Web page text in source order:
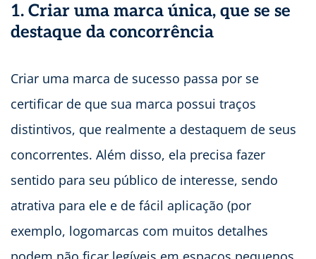
1. Criar uma marca única, que se se
destaque da concorrência
Criar uma marca de sucesso passa por se
certificar de que sua marca possui traços
distintivos, que realmente a destaquem de seus
concorrentes. Além disso, ela precisa fazer
sentido para seu público de interesse, sendo
atrativa para ele e de fácil aplicação (por
exemplo, logomarcas com muitos detalhes